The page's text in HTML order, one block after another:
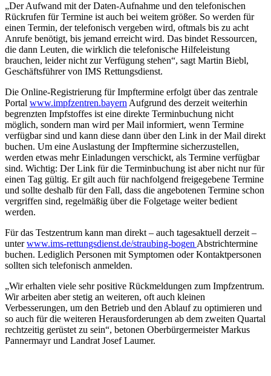
„Der Aufwand mit der Daten-Aufnahme und den telefonischen
Rückrufen für Termine ist auch bei weitem größer. So werden für
einen Termin, der telefonisch vergeben wird, oftmals bis zu acht
Anrufe benötigt, bis jemand erreicht wird. Das bindet Ressourcen,
die dann Leuten, die wirklich die telefonische Hilfeleistung
brauchen, leider nicht zur Verfügung stehen“, sagt Martin Biebl,
Geschäftsführer von IMS Rettungsdienst.
Die Online-Registrierung für Impftermine erfolgt über das zentrale
Portal www.impfzentren.bayernAufgrund des derzeit weiterhin
begrenzten Impfstoffes ist eine direkte Terminbuchung nicht
möglich, sondern man wird per Mail informiert, wenn Termine
verfügbar sind und kann diese dann über den Link in der Mail direkt
buchen. Um eine Auslastung der Impftermine sicherzustellen,
werden etwas mehr Einladungen verschickt, als Termine verfügbar
sind. Wichtig: Der Link für die Terminbuchung ist aber nicht nur für
einen Tag gültig. Er gilt auch für nachfolgend freigegebene Termine
und sollte deshalb für den Fall, dass die angebotenen Termine schon
vergriffen sind, regelmäßig über die Folgetage weiter bedient
werden.
Für das Testzentrum kann man direkt – auch tagesaktuell derzeit –
unterwww.ims-rettungsdienst.de/straubing-bogenAbstrichtermine
buchen. Lediglich Personen mit Symptomen oder Kontaktpersonen
sollten sich telefonisch anmelden.
„Wir erhalten viele sehr positive Rückmeldungen zum Impfzentrum.
Wir arbeiten aber stetig an weiteren, oft auch kleinen
Verbesserungen, um den Betrieb und den Ablauf zu optimieren und
so auch für die weiteren Herausforderungen ab dem zweiten Quartal
rechtzeitig gerüstet zu sein“, betonen Oberbürgermeister Markus
Pannermayr und Landrat Josef Laumer.